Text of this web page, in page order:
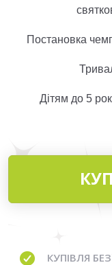
Постановка
Дітям до 5
КУПІВЛЯ